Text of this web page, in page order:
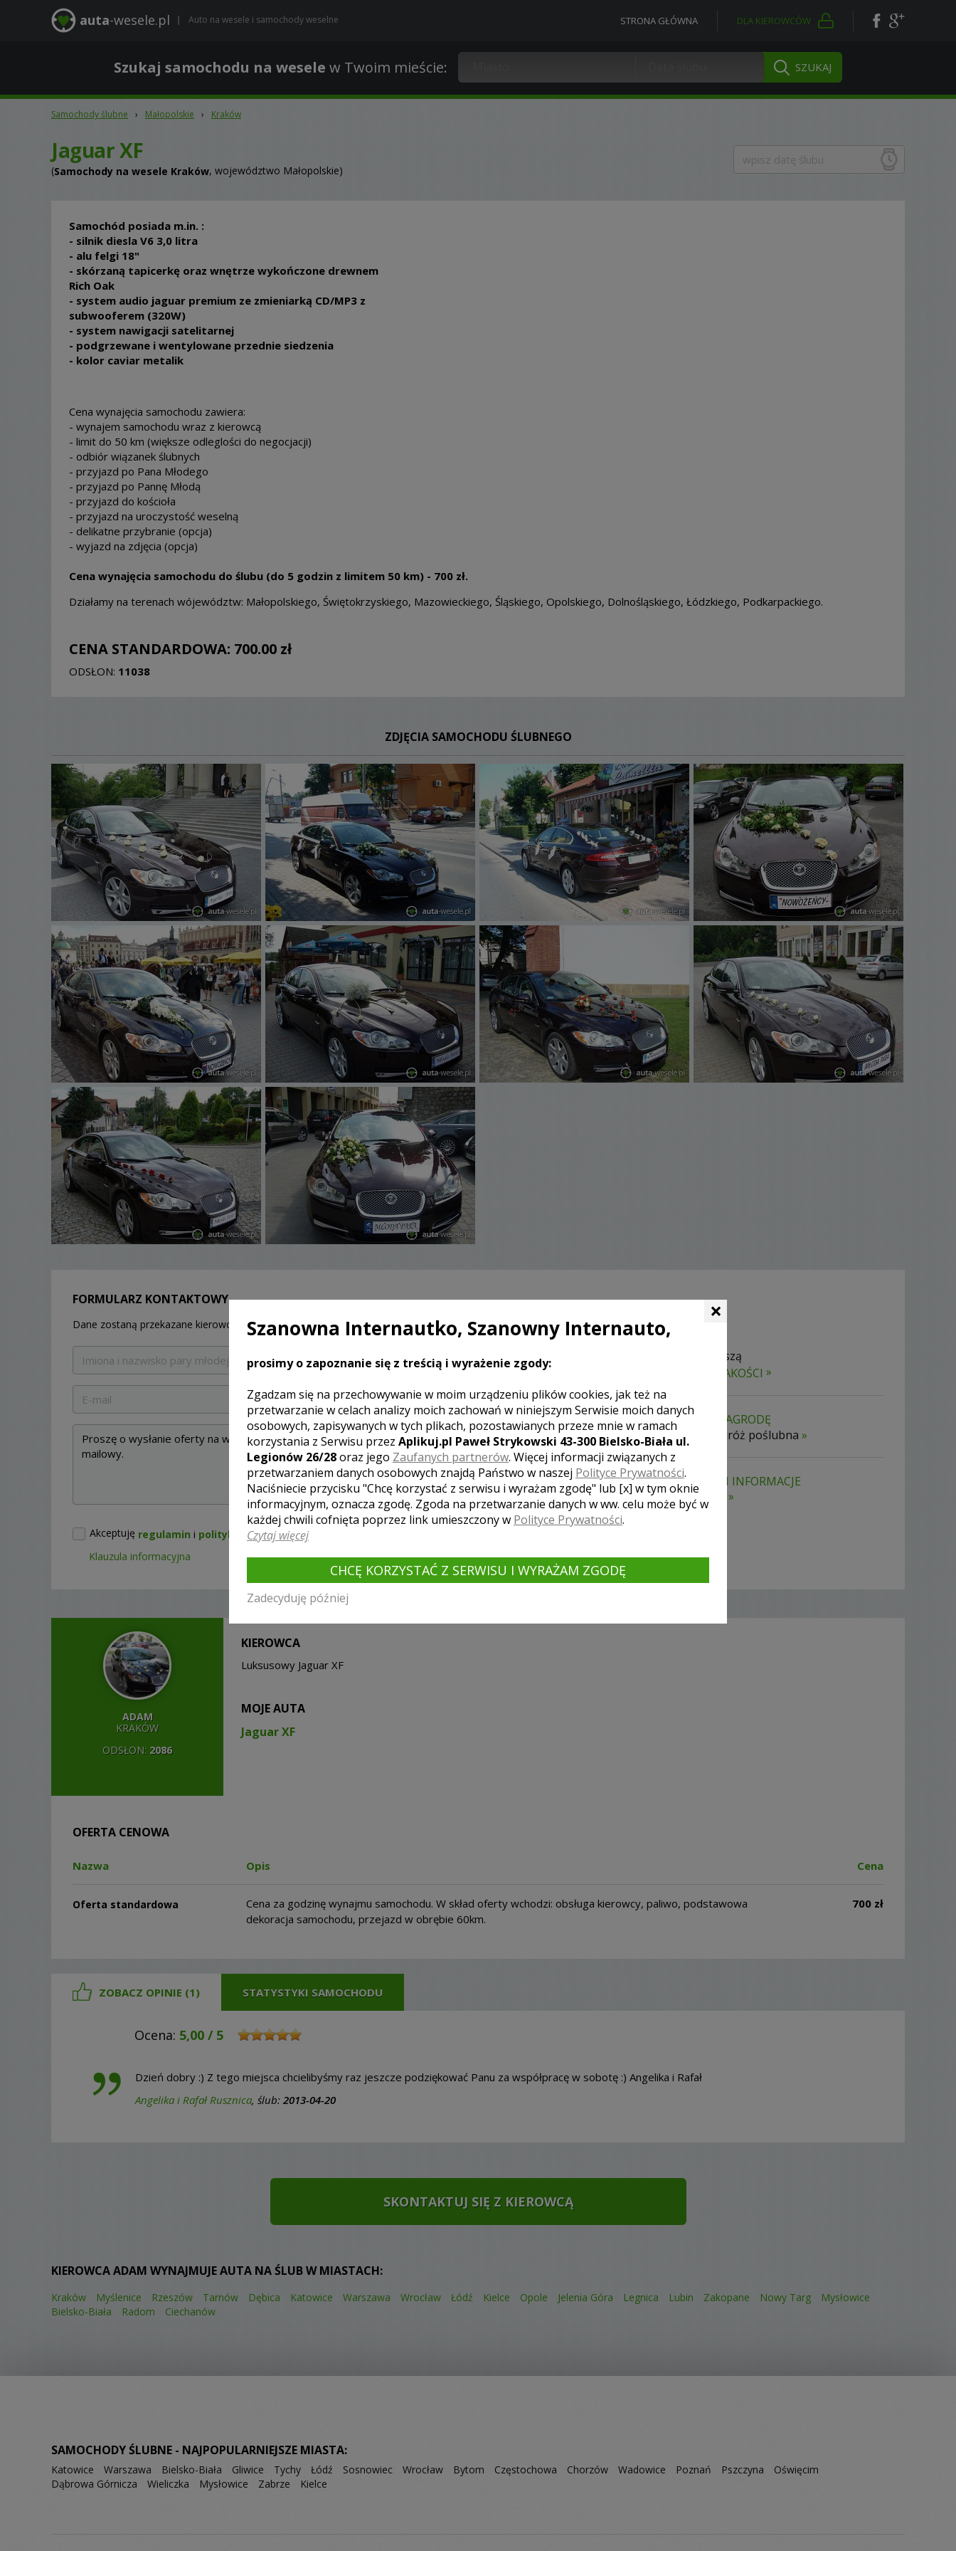
auta-wesele.pl Auto na wesele i samochody weselne STRONA GŁÓWNA DLA KIEROWCÓW
Szukaj samochodu na wesele w Twoim mieście:
Samochody ślubne › Małopolskie › Kraków
Jaguar XF
(Samochody na wesele Kraków, województwo Małopolskie)
Samochód posiada m.in. :
- silnik diesla V6 3,0 litra
- alu felgi 18"
- skórzaną tapicerkę oraz wnętrze wykończone drewnem
Rich Oak
- system audio jaguar premium ze zmieniarką CD/MP3 z
subwooferem (320W)
- system nawigacji satelitarnej
- podgrzewane i wentylowane przednie siedzenia
- kolor caviar metalik
Cena wynajęcia samochodu zawiera:
- wynajem samochodu wraz z kierowcą
- limit do 50 km (większe odleglości do negocjacji)
- odbiór wiązanek ślubnych
- przyjazd po Pana Młodego
- przyjazd po Pannę Młodą
- przyjazd do kościoła
- przyjazd na uroczystość weselną
- delikatne przybranie (opcja)
- wyjazd na zdjęcia (opcja)
Cena wynajęcia samochodu do ślubu (do 5 godzin z limitem 50 km) - 700 zł.
Działamy na terenach wójewództw: Małopolskiego, Świętokrzyskiego, Mazowieckiego, Śląskiego, Opolskiego, Dolnośląskiego, Łódzkiego, Podkarpackiego.
CENA STANDARDOWA: 700.00 zł
ODSŁON: 11038
ZDJĘCIA SAMOCHODU ŚLUBNEGO
FORMULARZ KONTAKTOWY
Dane zostaną przekazane kierowcy.
Akceptuję regulamin i politykę prywatności
Klauzula informacyjna
Otrzymasz naszą
GWARANCJĘ JAKOŚCI »
SZANSA NA NAGRODĘ
wspaniała podróż poślubna »
WASZE DANE I INFORMACJE
są bezpieczne
»
ADAM
KRAKÓW
ODSŁON: 2086
KIEROWCA
Luksusowy Jaguar XF
MOJE AUTA
Jaguar XF
OFERTA CENOWA
Nazwa Opis Cena
Oferta standardowa
Cena za godzinę wynajmu samochodu. W skład oferty wchodzi: obsługa kierowcy, paliwo, podstawowa
dekoracja samochodu, przejazd w obrębie 60km.
700 zł
ZOBACZ OPINIE (1) STATYSTYKI SAMOCHODU
Ocena: 5,00 / 5
Dzień dobry :) Z tego miejsca chcielibyśmy raz jeszcze podziękować Panu za współpracę w sobotę :) Angelika i Rafał
Angelika i Rafał Rusznica, ślub: 2013-04-20
SKONTAKTUJ SIĘ Z KIEROWCĄ
KIEROWCA ADAM WYNAJMUJE AUTA NA ŚLUB W MIASTACH:
Kraków Myślenice Rzeszów Tarnów Dębica Katowice Warszawa Wrocław Łódź Kielce Opole Jelenia Góra Legnica Lubin Zakopane Nowy Targ
Mysłowice
Bielsko-Biała
Radom Ciechanów
SAMOCHODY ŚLUBNE - NAJPOPULARNIEJSZE MIASTA:
Katowice Warszawa Bielsko-Biała Gliwice Tychy Łódź Sosnowiec Wrocław Bytom Częstochowa Chorzów Wadowice Poznań Pszczyna
Oświęcim
Dąbrowa Górnicza
Wieliczka Mysłowice Zabrze Kielce
×
Szanowna Internautko, Szanowny Internauto,
prosimy o zapoznanie się z treścią i wyrażenie zgody:
Zgadzam się na przechowywanie w moim urządzeniu plików cookies, jak też na
przetwarzanie w celach analizy moich zachowań w niniejszym Serwisie moich danych
osobowych, zapisywanych w tych plikach, pozostawianych przeze mnie w ramach
korzystania z Serwisu przez Aplikuj.pl Paweł Strykowski 43-300 Bielsko-Biała ul.
Legionów 26/28oraz jego Zaufanych partnerów. Więcej informacji związanych z
przetwarzaniem danych osobowych znajdą Państwo w naszej Polityce Prywatności.
Naciśniecie przycisku "Chcę korzystać z serwisu i wyrażam zgodę" lub [x] w tym oknie
informacyjnym, oznacza zgodę. Zgoda na przetwarzanie danych w ww. celu może być w
każdej chwili cofnięta poprzez link umieszczony w Polityce Prywatności.
Czytaj więcej
CHCĘ KORZYSTAĆ Z SERWISU I WYRAŻAM ZGODĘ
Zadecyduję później